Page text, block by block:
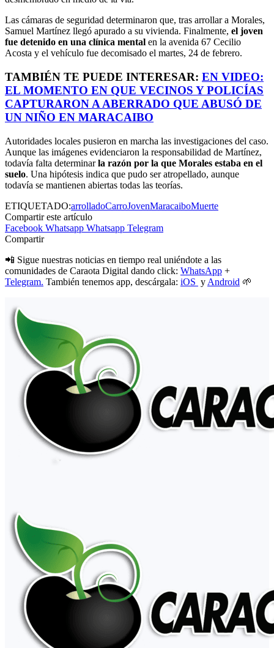
Las cámaras de seguridad determinaron que, tras arrollar a Morales,
Samuel Martínez llegó apurado a su vivienda. Finalmente, el joven
fue detenido en una clínica mental en la avenida 67 Cecilio
Acosta y el vehículo fue decomisado el martes, 24 de febrero.
TAMBIÉN TE PUEDE INTERESAR: EN VIDEO:
EL MOMENTO EN QUE VECINOS Y POLICÍAS
CAPTURARON A ABERRADO QUE ABUSÓ DE
UN NIÑO EN MARACAIBO
Autoridades locales pusieron en marcha las investigaciones del caso.
Aunque las imágenes evidenciaron la responsabilidad de Martínez,
todavía falta determinarla razón por la que Morales estaba en el
suelo. Una hipótesis indica que pudo ser atropellado, aunque
todavía se mantienen abiertas todas las teorías.
ETIQUETADO:arrolladoCarroJovenMaracaiboMuerte
Compartir este artículo
Facebook Whatsapp Whatsapp Telegram
Compartir
📲 Sigue nuestras noticias en tiempo real uniéndote a las
comunidades de Caraota Digital dando click: WhatsApp +
Telegram. También tenemos app, descárgala: iOS y Android 🌱